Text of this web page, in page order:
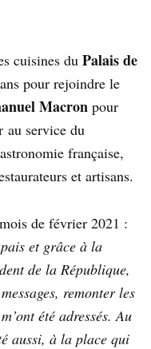
cuisines du Palais de
pour rejoindre le
Macron pour
au service du
française,
et artisans.
de février 2021 :
et grâce à la
de la République,
remonter les
été adressés. Au
aussi, à la place qui